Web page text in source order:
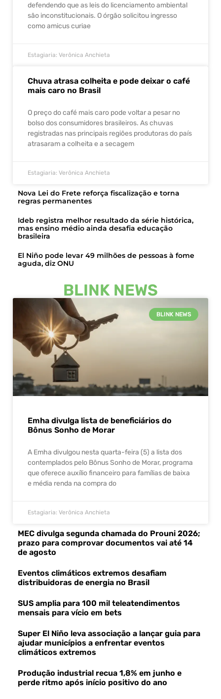
defendendo que as leis do licenciamento ambiental
são inconstitucionais. O órgão solicitou ingresso
como amicus curiae
Estagiaria: Verônica Anchieta
Chuva atrasa colheita e pode deixar o café
mais caro no Brasil
O preço do café mais caro pode voltar a pesar no
bolso dos consumidores brasileiros. As chuvas
registradas nas principais regiões produtoras do país
atrasaram a colheita e a secagem
Estagiaria: Verônica Anchieta
Nova Lei do Frete reforça fiscalização e torna
regras permanentes
Ideb registra melhor resultado da série histórica,
mas ensino médio ainda desafia educação
brasileira
El Niño pode levar 49 milhões de pessoas à fome
aguda, diz ONU
BLINK NEWS
BLINK NEWS
Emha divulga lista de beneficiários do
Bônus Sonho de Morar
A Emha divulgou nesta quarta-feira (5) a lista dos
contemplados pelo Bônus Sonho de Morar, programa
que oferece auxílio financeiro para famílias de baixa
e média renda na compra do
Estagiaria: Verônica Anchieta
MEC divulga segunda chamada do Prouni 2026;
prazo para comprovar documentos vai até 14
de agosto
Eventos climáticos extremos desafiam
distribuidoras de energia no Brasil
SUS amplia para 100 mil teleatendimentos
mensais para vício em bets
Super El Niño leva associação a lançar guia para
ajudar municípios a enfrentar eventos
climáticos extremos
Produção industrial recua 1,8% em junho e
perde ritmo após início positivo do ano